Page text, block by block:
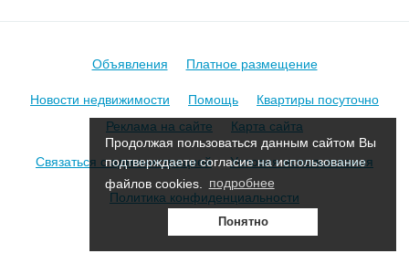
Продолжая пользоваться данным сайтом Вы
подтверждаете согласие на использование
файлов cookies.
подробнее
Понятно
Объявления
Платное размещение
Новости недвижимости
Помощь
Квартиры посуточно
Реклама на сайте
Карта сайта
Связаться с администрацией
Условия использования
Политика конфиденциальности